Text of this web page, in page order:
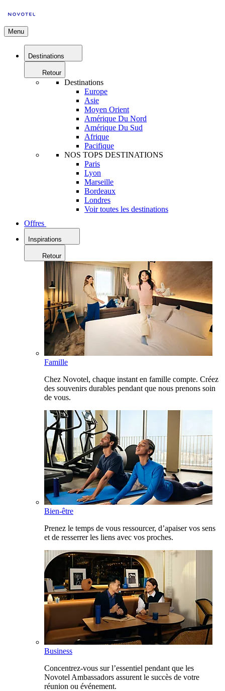
Menu
Destinations
Retour
Destinations
Europe
Asie
Moyen Orient
Amérique Du Nord
Amérique Du Sud
Afrique
Pacifique
NOS TOPS DESTINATIONS
Paris
Lyon
Marseille
Bordeaux
Londres
Voir toutes les destinations
Offres
Inspirations
Retour
Famille
Chez Novotel, chaque instant en famille compte. Créez
des souvenirs durables pendant que nous prenons soin
de vous.
Bien-être
Prenez le temps de vous ressourcer, d’apaiser vos sens
et de resserrer les liens avec vos proches.
Business
Concentrez-vous sur l’essentiel pendant que les
Novotel Ambassadors assurent le succès de votre
réunion ou événement.